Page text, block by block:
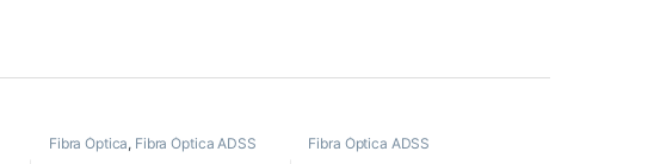
Fibra Óptica, Fibra Óptica ADSS Fibra Óptica ADSS